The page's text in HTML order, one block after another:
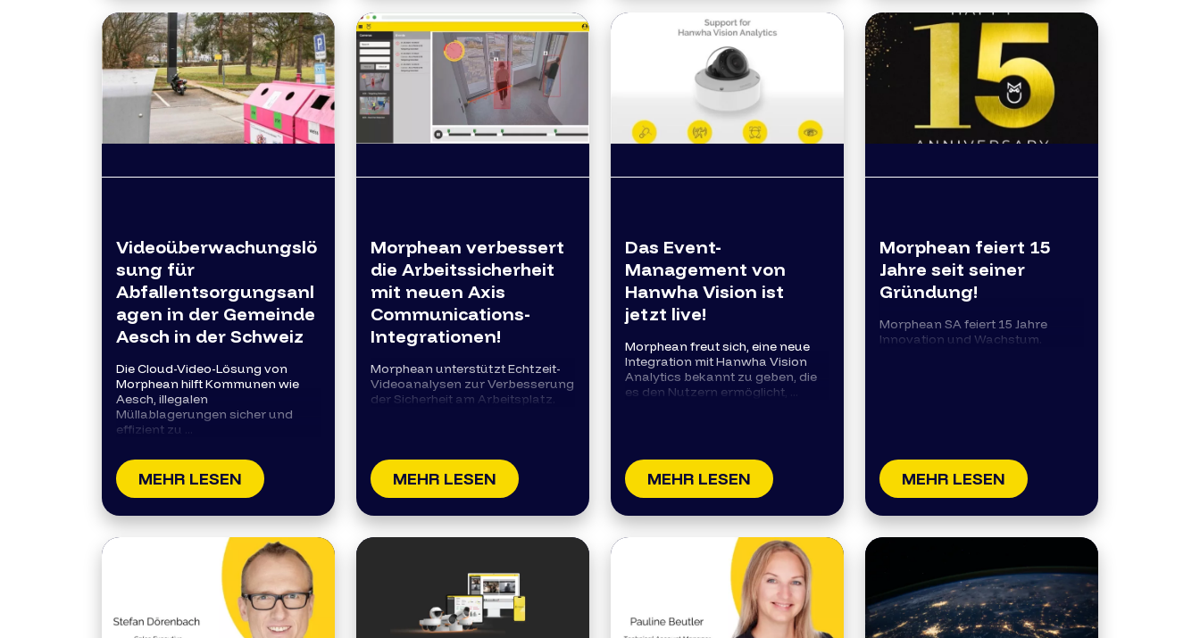
Videoüberwachungslö
sung für
Abfallentsorgungsanl
agen in der Gemeinde
Aesch in der Schweiz
Die Cloud-Video-Lösung von
Morphean hilft Kommunen wie
Aesch, illegalen
Müllablagerungen sicher und
effizient zu ...
MEHR LESEN
Morphean verbessert
die Arbeitssicherheit
mit neuen Axis
Communications-
Integrationen!
Morphean unterstützt Echtzeit-
Videoanalysen zur Verbesserung
der Sicherheit am Arbeitsplatz.
MEHR LESEN
Das Event-
Management von
Hanwha Vision ist
jetzt live!
Morphean freut sich, eine neue
Integration mit Hanwha Vision
Analytics bekannt zu geben, die
es den Nutzern ermöglicht, ...
MEHR LESEN
Morphean feiert 15
Jahre seit seiner
Gründung!
Morphean SA feiert 15 Jahre
Innovation und Wachstum.
MEHR LESEN